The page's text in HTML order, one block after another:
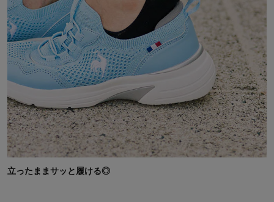
立ったままサッと履ける◎